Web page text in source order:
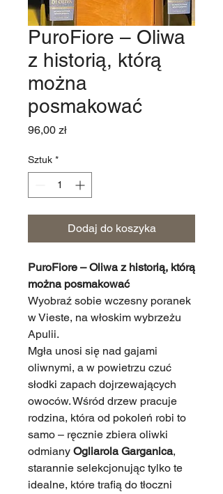
PuroFiore – Oliwa
z historią, którą
można
posmakować
96,00 złCena
Sztuk *
Dodaj do koszyka
PuroFiore – Oliwa z historią, którą
można posmakować
Wyobraź sobie wczesny poranek
w Vieste, na włoskim wybrzeżu
Apulii.
Mgła unosi się nad gajami
oliwnymi, a w powietrzu czuć
słodki zapach dojrzewających
owoców. Wśród drzew pracuje
rodzina, która od pokoleń robi to
samo – ręcznie zbiera oliwki
odmiany Ogliarola Garganica,
starannie selekcjonując tylko te
idealne, które trafią do tłoczni